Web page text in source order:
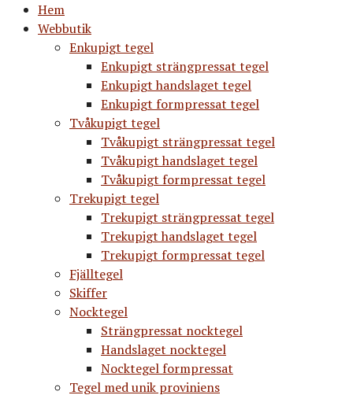
Hem
Webbutik
Enkupigt tegel
Enkupigt strängpressat tegel
Enkupigt handslaget tegel
Enkupigt formpressat tegel
Tvåkupigt tegel
Tvåkupigt strängpressat tegel
Tvåkupigt handslaget tegel
Tvåkupigt formpressat tegel
Trekupigt tegel
Trekupigt strängpressat tegel
Trekupigt handslaget tegel
Trekupigt formpressat tegel
Fjälltegel
Skiffer
Nocktegel
Strängpressat nocktegel
Handslaget nocktegel
Nocktegel formpressat
Tegel med unik proviniens